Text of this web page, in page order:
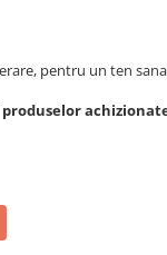
pentru un ten